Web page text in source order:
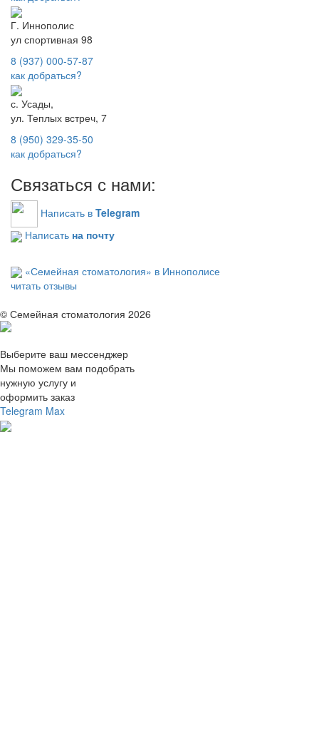
Г. Иннополис
ул спортивная 98
8 (937) 000-57-87
как добраться?
с. Усады,
ул. Теплых встреч, 7
8 (950) 329-35-50
как добраться?
Связаться с нами:
Написать в Telegram
Написать на почту
«Семейная стоматология» в Иннополисе
читать отзывы
© Семейная стоматология 2026
Выберите ваш мессенджер
Мы поможем вам подобрать
нужную услугу и
оформить заказ
Telegram Max